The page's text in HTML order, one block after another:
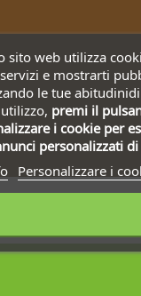
sito web utilizza
e mostrarti
le tue
premi il
i cookie per
personalizzati
Personalizzare i